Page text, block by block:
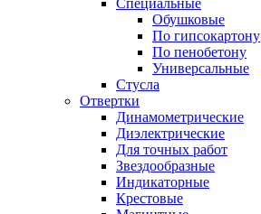
Специальные
Обушковые
По гипсокартону
По пенобетону
Универсальные
Стусла
Отвертки
Динамометрические
Диэлектрические
Для точных работ
Звездообразные
Индикаторные
Крестовые